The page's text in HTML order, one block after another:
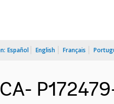
Español English Français